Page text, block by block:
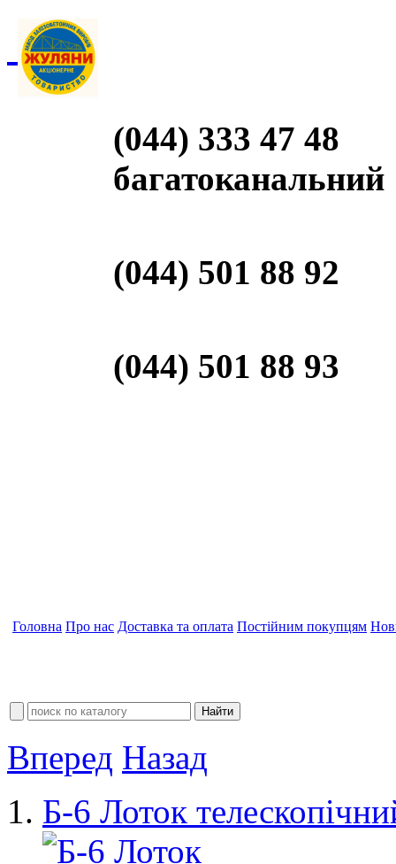
(044) 333 47 48
багатоканальний
(044) 501 88 92
(044) 501 88 93
Головна Про нас Доставка та оплата Постійним покупцям
Вперед Назад
Б-6 Лоток